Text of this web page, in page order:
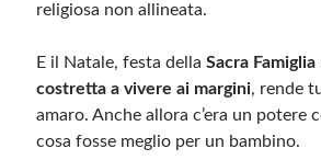
religiosa non allineata.
E il Natale, festa dellaSacra
costretta a vivere ai margini, rende
amaro. Anche allora c’era un potere
cosa fosse meglio per un bambino.